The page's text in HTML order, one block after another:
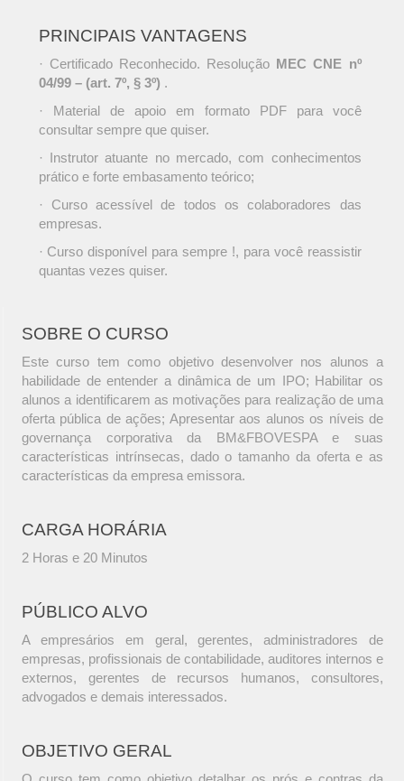
PRINCIPAIS VANTAGENS
· Certificado Reconhecido. Resolução MEC CNE nº
04/99 – (art. 7º, § 3º) .
· Material de apoio em formato PDF para você
consultar sempre que quiser.
· Instrutor atuante no mercado, com conhecimentos
prático e forte embasamento teórico;
· Curso acessível de todos os colaboradores das
empresas.
· Curso disponível para sempre !, para você reassistir
quantas vezes quiser.
SOBRE O CURSO
Este curso tem como objetivo desenvolver nos alunos a
habilidade de entender a dinâmica de um IPO; Habilitar os
alunos a identificarem as motivações para realização de uma
oferta pública de ações; Apresentar aos alunos os níveis de
governança corporativa da BM&FBOVESPA e suas
características intrínsecas, dado o tamanho da oferta e as
características da empresa emissora.
CARGA HORÁRIA
2 Horas e 20 Minutos
PÚBLICO ALVO
A empresários em geral, gerentes, administradores de
empresas, profissionais de contabilidade, auditores internos e
externos, gerentes de recursos humanos, consultores,
advogados e demais interessados.
OBJETIVO GERAL